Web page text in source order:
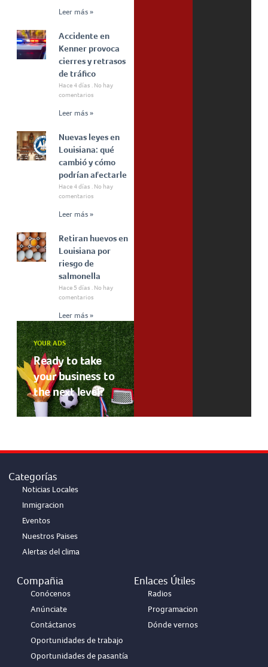
Leer más »
Accidente en
Kenner provoca
cierres y retrasos
de tráfico
Hace 4 días
No hay
comentarios
Leer más »
Nuevas leyes en
Louisiana: qué
cambió y cómo
podrían afectarle
Hace 4 días
No hay
comentarios
Leer más »
Retiran huevos en
Louisiana por
riesgo de
salmonella
Hace 5 días
No hay
comentarios
Leer más »
YOUR ADS
Ready to take
your business to
the next level?
Categorías
Noticias Locales
Inmigracion
Eventos
Nuestros Paises
Alertas del clima
Compañia
Conócenos
Anúnciate
Contáctanos
Oportunidades de trabajo
Oportunidades de pasantía
Enlaces Útiles
Radios
Programacion
Dónde vernos